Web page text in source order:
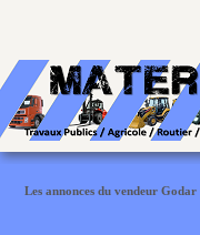
Les annonces du vendeur Godar